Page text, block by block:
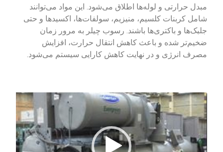
مبدل حرارتی و لوله‌ها اطلاق می‌شود. این مواد می‌توانند
شامل کربنات کلسیم، منیزیم، سولفات‌ها، اکسیدها و حتی
جلبک‌ها و باکتری‌ها باشند. رسوب چیلر به مرور زمان
ضخیم‌تر شده و باعث کاهش انتقال حرارت، افزایش
مصرف انرژی و در نهایت کاهش کارایی سیستم می‌شود.
نمایشگر
ویدیو